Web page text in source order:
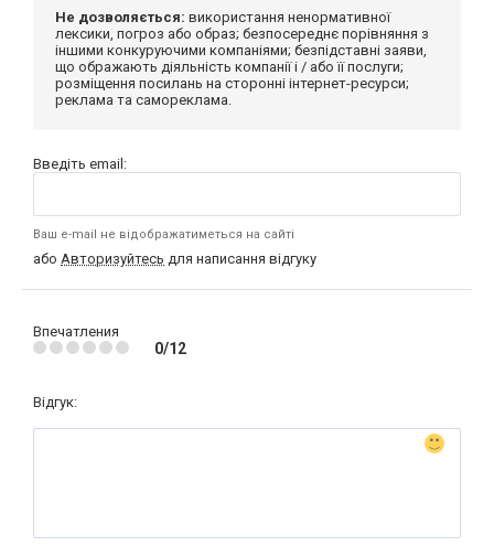
Не дозволяється: використання ненормативної
лексики, погроз або образ; безпосереднє порівняння з
іншими конкуруючими компаніями; безпідставні заяви,
що ображають діяльність компанії і / або її послуги;
розміщення посилань на сторонні інтернет-ресурси;
реклама та самореклама.
Введіть email:
Ваш e-mail не відображатиметься на сайті
або Авторизуйтесь для написання відгуку
Впечатления
0/12
Відгук: